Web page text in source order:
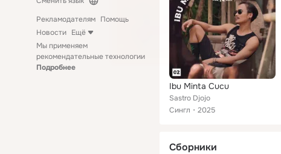
Рекламодателям Помощь
Новости Ещё
Мы применяем
рекомендательные технологии
Подробнее
Ibu Minta Cucu
Sastro Djojo
Сингл
2025
Сборники